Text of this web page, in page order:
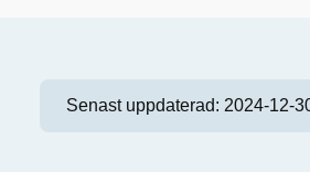
Senast uppdaterad: 2024-12-